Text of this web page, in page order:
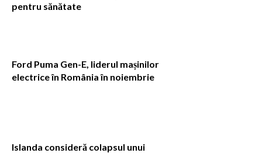
pentru sănătate
Ford Puma Gen-E, liderul mașinilor
electrice în România în noiembrie
Islanda consideră colapsul unui